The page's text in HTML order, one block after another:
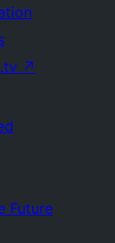
↗
Future